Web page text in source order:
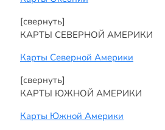
[свернуть]
КАРТЫ СЕВЕРНОЙ АМЕРИКИ
Карты Северной Америки
[свернуть]
КАРТЫ ЮЖНОЙ АМЕРИКИ
Карты Южной Америки